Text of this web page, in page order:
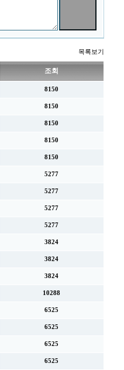
목록보기
조회
8150
8150
8150
8150
8150
5277
5277
5277
5277
3824
3824
3824
10288
6525
6525
6525
6525